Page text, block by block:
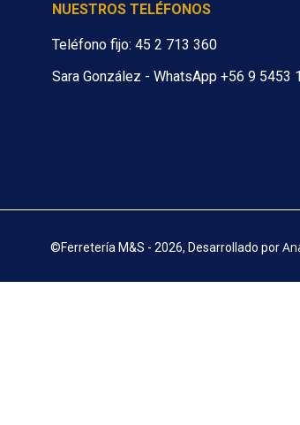
NUESTROS TELÉFONOS
Teléfono fijo: 45 2 713 360
Sara González - WhatsApp +56 9 5453
©Ferretería M&S - 2026, Desarrollado por